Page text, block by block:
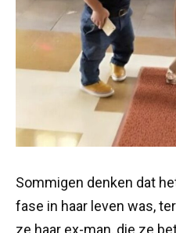
Sommigen denken dat
fase in haar leven was,
ze haar ex-man, die ze